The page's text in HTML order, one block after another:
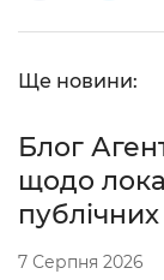
Ще новини:
Блог
щодо
7 Серпня 2026